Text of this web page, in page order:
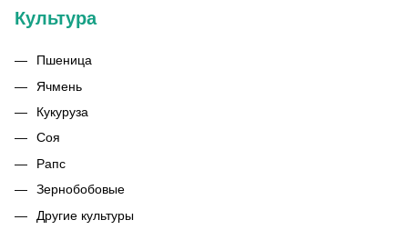
Культура
Пшеница
Ячмень
Кукуруза
Соя
Рапс
Зернобобовые
Другие культуры